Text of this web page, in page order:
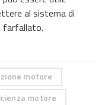
al sistema di
farfallato.
motore
motore